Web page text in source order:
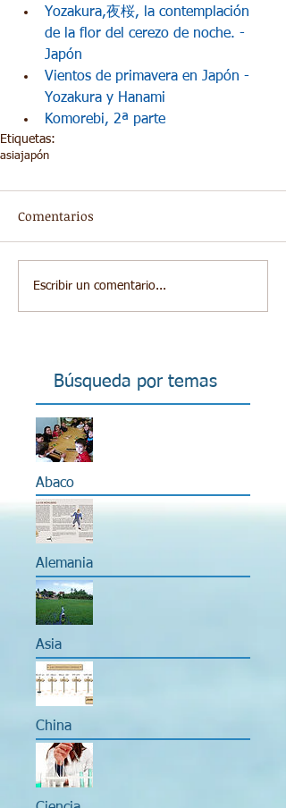
Yozakura,夜桜, la contemplación
de la flor del cerezo de noche. -
Japón
Vientos de primavera en Japón -
Yozakura y Hanami
Komorebi, 2ª parte
Etiquetas:
asiajapón
Comentarios
Escribir un comentario...
Búsqueda por temas
Abaco
Alemania
Asia
China